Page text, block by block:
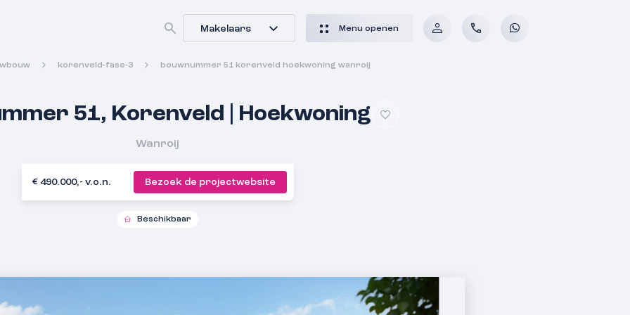
Makelaars Menu openen
korenveld-fase-3 bouwnummer 51 korenveld hoekwoning wanroij
51, Korenveld | Hoekwoning
Wanroij
€ 490.000,- v.o.n. Bezoek de projectwebsite
Beschikbaar